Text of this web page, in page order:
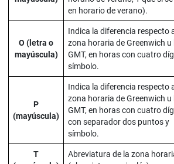
en horario de verano).
O (letra o
mayúscula)
Indica la diferencia respecto
zona horaria de Greenwich u
GMT, en horas con cuatro
símbolo.
P
(mayúscula)
Indica la diferencia respecto
zona horaria de Greenwich u
GMT, en horas con cuatro
con separador dos puntos y
símbolo.
T
Abreviatura de la zona